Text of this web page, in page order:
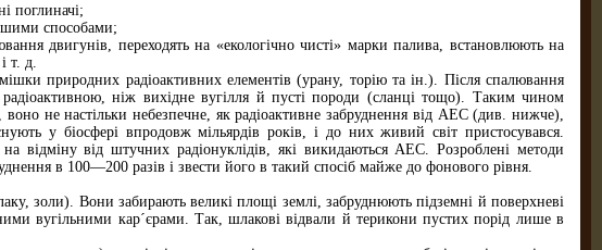
поглиначі;
способами;
двигунів, переходять на «екологічно чисті» марки палива, встановлюють на
т. д.
природних радіоактивних елементів (урану, торію та ін.). Після спалювання
ніж вихідне вугілля й пусті породи (сланці тощо). Таким чином
не настільки небезпечне, як радіоактивне забруднення від АЕС (див. нижче),
у біосфері впродовж мільярдів років, і до них живий світ пристосувався.
відміну від штучних радіонуклідів, які викидаються АЕС. Розроблені методи
в 100—200 разів і звести його в такий спосіб майже до фонового рівня.
золи). Вони забирають великі площі землі, забруднюють підземні й поверхневі
вугільними кар´єрами. Так, шлакові відвали й терикони пустих порід лише в